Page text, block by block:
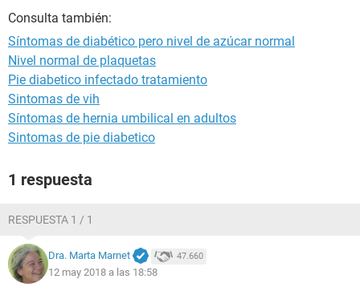
Consulta también:
Síntomas de diabético pero nivel de azúcar normal
Nivel normal de plaquetas
Pie diabetico infectado tratamiento
Sintomas de vih
Síntomas de hernia umbilical en adultos
Sintomas de pie diabetico
1 respuesta
RESPUESTA 1 / 1
Dra. Marta Marnet 47.660
12 may 2018 a las 18:58